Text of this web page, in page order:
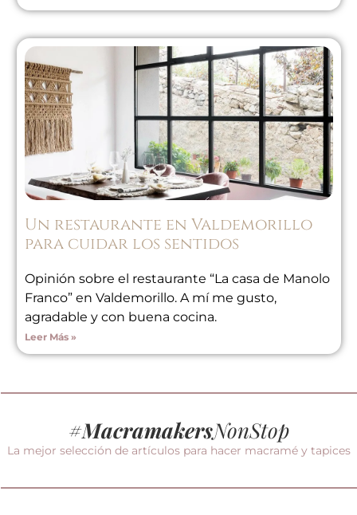
Un restaurante en Valdemorillo
para cuidar los sentidos
Opinión sobre el restaurante “La casa de Manolo
Franco” en Valdemorillo. A mí me gusto,
agradable y con buena cocina.
Leer Más »
#MacramakersNonStop
La mejor selección de artículos para hacer macramé y tapices